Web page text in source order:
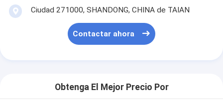
Ciudad 271000, SHANDONG, CHINA de TAIAN
Contactar ahora
Obtenga El Mejor Precio Por